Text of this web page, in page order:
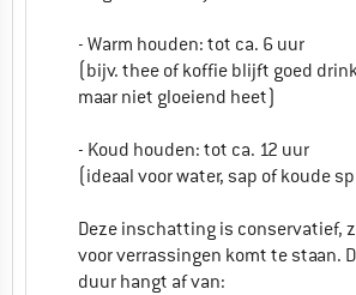
De maten van de 500 ml zijn 19
De maten van de 750 ml zijn 23,5
Groetjes,
1 0 Commentaar geven
- Warm houden: tot ca. 6 uur
(bijv. thee of koffie blijft goed
maar niet gloeiend heet)
- Koud houden: tot ca. 12 uur
(ideaal voor water, sap of koude
Deze inschatting is conservatief,
voor verrassingen komt te staan.
duur hangt af van: